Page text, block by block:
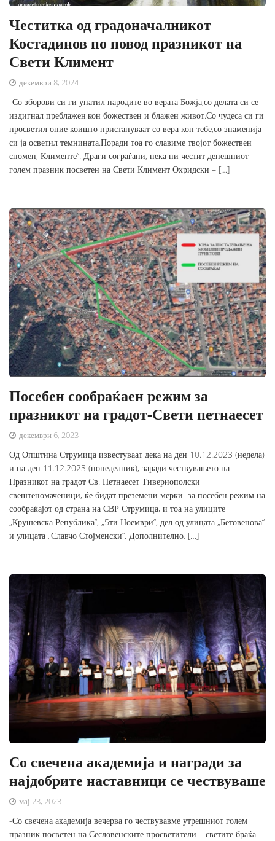
Честитка од градоначалникот
Костадинов по повод празникот на
Свети Климент
декември 8, 2024
-Со зборови си ги упатил народите во верата Божја,со делата си се
издигнал преблажен,кон божествен и блажен живот.Со чудеса си ги
просветил оние коишто пристапуваат со вера кон тебе,со знаменија
си ја осветил темнината.Поради тоа го славиме твојот божествен
спомен, Клименте“. Драги сограѓани, нека ни честит денешниот
голем празник посветен на Свети Климент Охридски – […]
Посебен сообраќаен режим за
празникот на градот-Свети петнаесет
декември 6, 2023
Од Општина Струмица известуваат дека на ден 10.12.2023 (недела)
и на ден 11.12.2023 (понеделник), заради чествувањето на
Празникот на градот Св. Петнаесет Тивериополски
свештеномаченици, ќе бидат преземени мерки за посебен режим на
сообраќајот од страна на СВР Струмица, и тоа на улиците
„Крушевска Република“, „5ти Ноември“, дел од улицата „Бетовенова“
и улицата „Славчо Стојменски“. Дополнително, […]
Со свечена академија и награди за
најдобрите наставници се чествуваше
мај 23, 2023
-Со свечена академија вечерва го чествувавме утрешниот голем
празник посветен на Сесловенските просветители – светите браќа